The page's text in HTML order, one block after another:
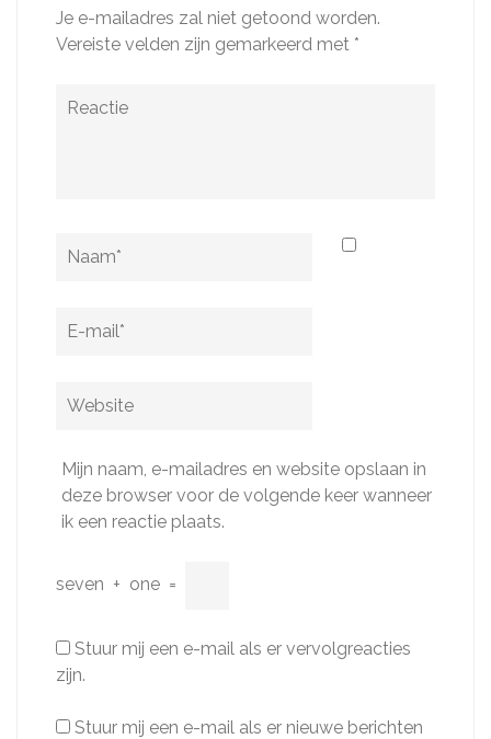
Je e-mailadres zal niet getoond worden.
Vereiste velden zijn gemarkeerd met *
Reactie
Naam
E-
Website
Mijn naam, e-mailadres en website opslaan in
deze browser voor de volgende keer wanneer
ik een reactie plaats.
seven + one =
Stuur mij een e-mail als er vervolgreacties
zijn.
Stuur mij een e-mail als er nieuwe berichten